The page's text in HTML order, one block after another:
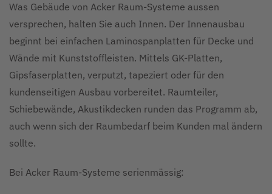
Was Gebäude von Acker Raum-Systeme aussen
versprechen, halten Sie auch Innen. Der Innenausbau
beginnt bei einfachen Laminospanplatten für Decke und
Wände mit Kunststoffleisten. Mittels GK-Platten,
Gipsfaserplatten, verputzt, tapeziert oder für den
kundenseitigen Ausbau vorbereitet. Raumteiler,
Schiebewände, Akustikdecken runden das Programm ab,
auch wenn sich der Raumbedarf beim Kunden mal ändern
sollte.
Bei Acker Raum-Systeme serienmässig: